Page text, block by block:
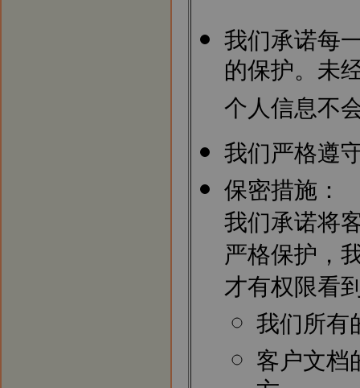
我们承诺每
的保护。未
个人信息不
我们严格遵
保密措施：
我们承诺将
严格保护，
才有权限看
我们所有
客户文档